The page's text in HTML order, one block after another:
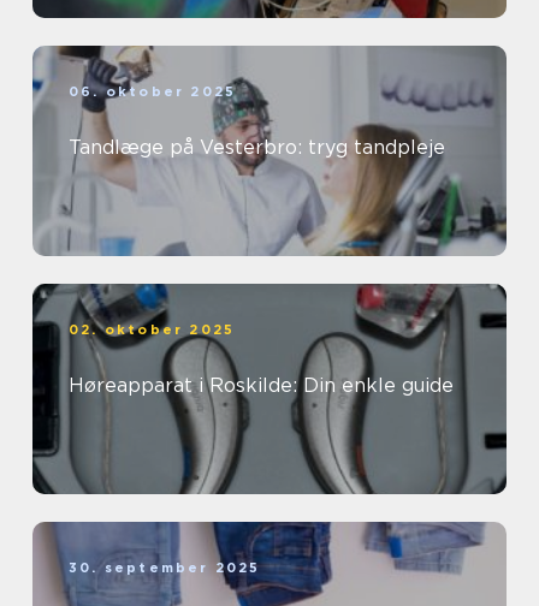
06. oktober 2025
Tandlæge på Vesterbro: tryg tandpleje
02. oktober 2025
Høreapparat i Roskilde: Din enkle guide
30. september 2025